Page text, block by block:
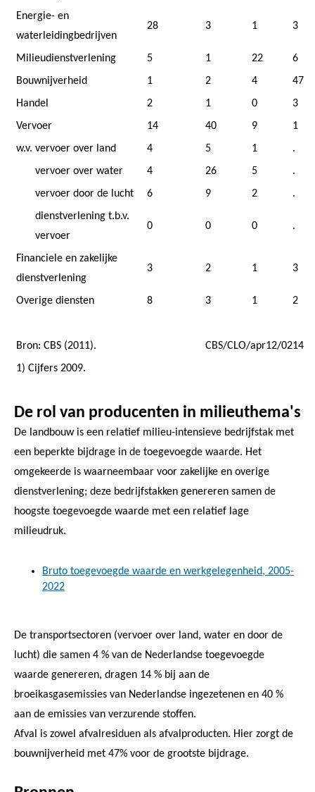
Energie- en
waterleidingbedrijven
28 3 1 3
Milieudienstverlening 5 1 22
6
Bouwnijverheid
1 2 4
47
Handel
2 1 0
3
Vervoer
14 40 9
1
w.v. vervoer over land 4 5 1
.
vervoer over water
4 26 5
.
vervoer door de lucht
6 9 2
.
dienstverlening t.b.v.
vervoer
0 0 0 .
Financiele en zakelijke
dienstverlening
3 2 1 3
Overige diensten 8 3 1 2
Bron: CBS (2011).
CBS/CLO/apr12/0214
1) Cijfers 2009.
De rol van producenten in milieuthema's
De landbouw is een relatief milieu-intensieve bedrijfstak met
een beperkte bijdrage in de toegevoegde waarde. Het
omgekeerde is waarneembaar voor zakelijke en overige
dienstverlening; deze bedrijfstakken genereren samen de
hoogste toegevoegde waarde met een relatief lage
milieudruk.
Bruto toegevoegde waarde en werkgelegenheid, 2005-
2022
De transportsectoren (vervoer over land, water en door de
lucht) die samen 4 % van de Nederlandse toegevoegde
waarde genereren, dragen 14 % bij aan de
broeikasgasemissies van Nederlandse ingezetenen en 40 %
aan de emissies van verzurende stoffen.
Afval is zowel afvalresiduen als afvalproducten. Hier zorgt de
bouwnijverheid met 47% voor de grootste bijdrage.